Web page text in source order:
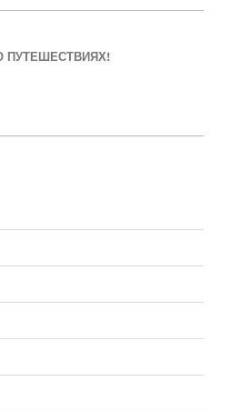
ПУТЕШЕСТВИЯХ!